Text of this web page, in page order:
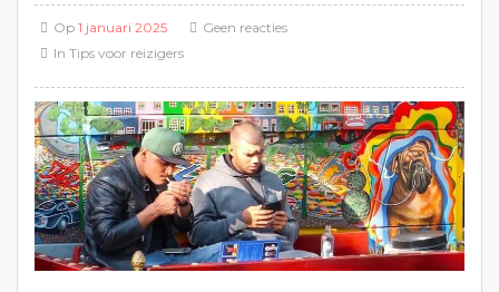
Op 1 januari 2025
In Tips voor reizigers
Geen reacties